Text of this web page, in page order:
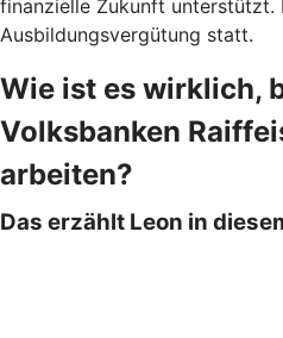
finanzielle Zukunft unterstützt.
Ausbildungsvergütung statt.
Wie ist es wirklich,
Volksbanken
arbeiten?
Das erzählt Leon in